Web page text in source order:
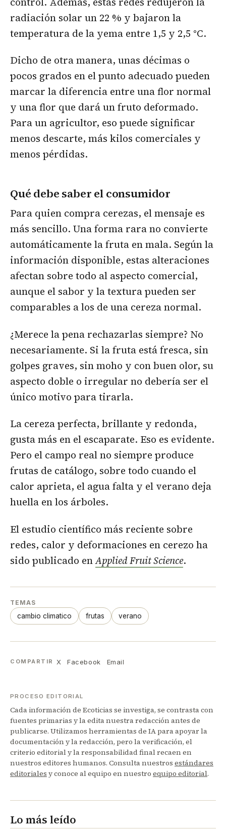
radiación solar un 22 % y bajaron la
temperatura de la yema entre 1,5 y 2,5 °C.
Dicho de otra manera, unas décimas o
pocos grados en el punto adecuado pueden
marcar la diferencia entre una flor normal
y una flor que dará un fruto deformado.
Para un agricultor, eso puede significar
menos descarte, más kilos comerciales y
menos pérdidas.
Qué debe saber el consumidor
Para quien compra cerezas, el mensaje es
más sencillo. Una forma rara no convierte
automáticamente la fruta en mala. Según la
información disponible, estas alteraciones
afectan sobre todo al aspecto comercial,
aunque el sabor y la textura pueden ser
comparables a los de una cereza normal.
¿Merece la pena rechazarlas siempre? No
necesariamente. Si la fruta está fresca, sin
golpes graves, sin moho y con buen olor, su
aspecto doble o irregular no debería ser el
único motivo para tirarla.
La cereza perfecta, brillante y redonda,
gusta más en el escaparate. Eso es evidente.
Pero el campo real no siempre produce
frutas de catálogo, sobre todo cuando el
calor aprieta, el agua falta y el verano deja
huella en los árboles.
El estudio científico más reciente sobre
redes, calor y deformaciones en cerezo ha
sido publicado enApplied Fruit Science.
TEMAS
cambio climatico frutas verano
COMPARTIR X Facebook Email
PROCESO EDITORIAL
Cada información de Ecoticias se investiga, se contrasta con
fuentes primarias y la edita nuestra redacción antes de
publicarse. Utilizamos herramientas de IA para apoyar la
documentación y la redacción, pero la verificación, el
criterio editorial y la responsabilidad final recaen en
nuestros editores humanos. Consulta nuestros estándares
editoriales y conoce al equipo en nuestro equipo editorial.
Lo más leído